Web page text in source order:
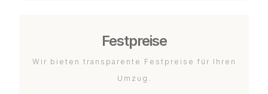
Festpreise
Wir bieten transparente Festpreise für Ihren
Umzug.